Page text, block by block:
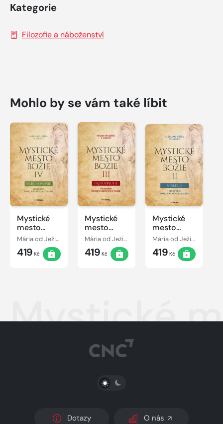
Kategorie
Filozofie a náboženství
Mohlo by se vám také líbit
Mystické
mesto
Božie IV -
Korunovanie
Mária od Ježiša z Agredy
419 Kč
Mystické
mesto
Božie III -
Prebodnutie
Mária od Ježiša z Agredy
419 Kč
Mystické
mesto
Božie II
Vtelenie
Mária od Ježiša z Agredy
419 Kč
Mystické
PŘEPNOUT SVĚTLÝ/TMAVÝ REŽIM
Dotazy O nás